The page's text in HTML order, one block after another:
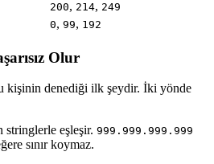
200, 214, 249
0, 99, 192
Olur
kişinin denediği ilk şeydir. İki yönde
stringlerle eşleşir. 999.999.999.999
sınır koymaz.